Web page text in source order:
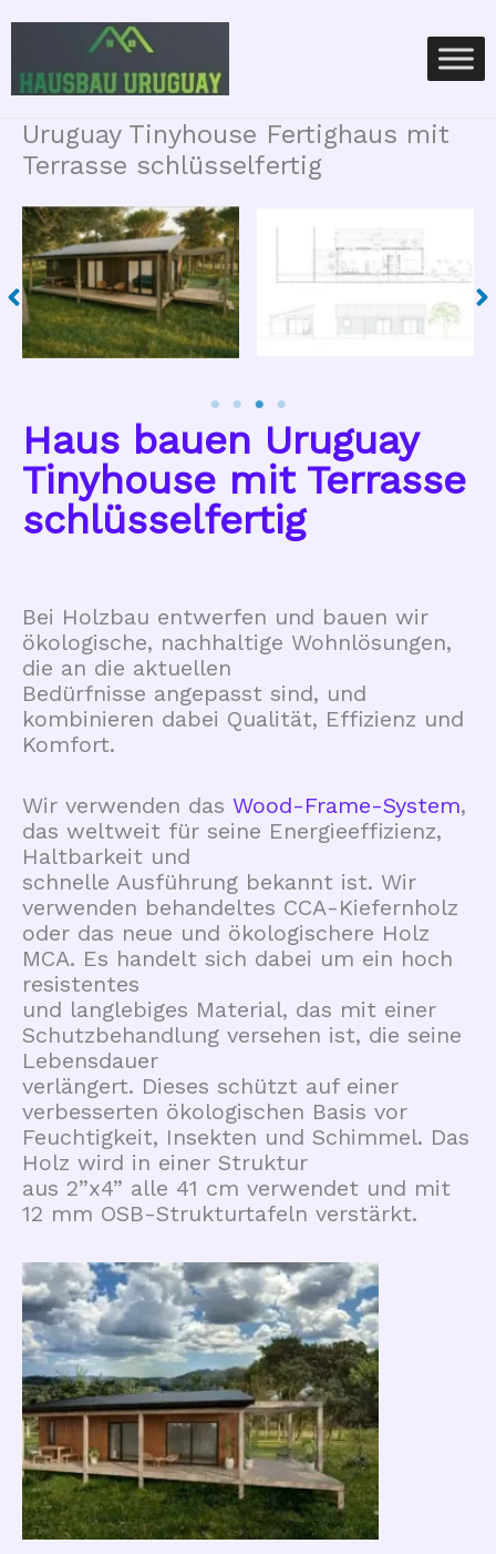
Uruguay Tinyhouse Fertighaus mit
Terrasse schlüsselfertig
No Caption No Caption
Haus bauen Uruguay
Tinyhouse mit Terrasse
schlüsselfertig
Bei Holzbau entwerfen und bauen wir
ökologische, nachhaltige Wohnlösungen,
die an die aktuellen
Bedürfnisse angepasst sind, und
kombinieren dabei Qualität, Effizienz und
Komfort.
Wir verwenden das Wood-Frame-System,
das weltweit für seine Energieeffizienz,
Haltbarkeit und
schnelle Ausführung bekannt ist. Wir
verwenden behandeltes CCA-Kiefernholz
oder das neue und ökologischere Holz
MCA. Es handelt sich dabei um ein hoch
resistentes
und langlebiges Material, das mit einer
Schutzbehandlung versehen ist, die seine
Lebensdauer
verlängert. Dieses schützt auf einer
verbesserten ökologischen Basis vor
Feuchtigkeit, Insekten und Schimmel. Das
Holz wird in einer Struktur
aus 2”x4” alle 41 cm verwendet und mit
12 mm OSB-Strukturtafeln verstärkt.